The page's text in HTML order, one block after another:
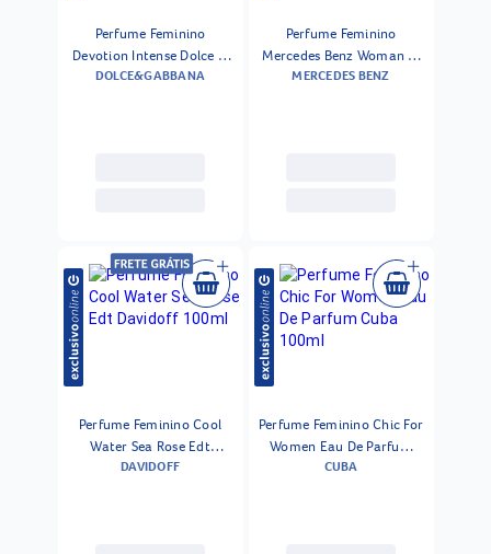
Perfume Feminino
Devotion Intense Dolce &
Gabbana Eau De Parfum
DOLCE&GABBANA
Perfume Feminino
Mercedes Benz Woman In
Red Eau De Parfum 60ml
MERCEDES BENZ
Perfume Feminino Cool
Water Sea Rose Edt
Davidoff 100ml
DAVIDOFF
Perfume Feminino Chic For
Women Eau De Parfum
Cuba 100ml
CUBA